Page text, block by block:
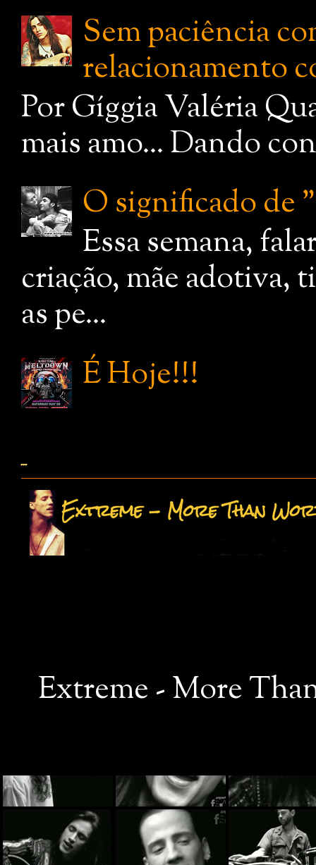
Sem paciência
relacionamento
Por Gíggia Valéria
mais amo... Dando
O significado de
Essa semana,
criação, mãe adotiva,
as pe...
É Hoje!!!
...
Extreme - More